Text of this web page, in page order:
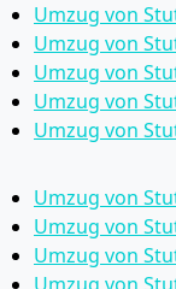
Umzug von
Umzug von
Umzug von
Umzug von
Umzug von
Umzug von
Umzug von
Umzug von